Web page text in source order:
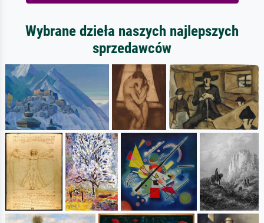
Wybrane dzieła naszych najlepszych
sprzedawców